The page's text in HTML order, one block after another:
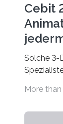
Cebit
Solche 3-
More